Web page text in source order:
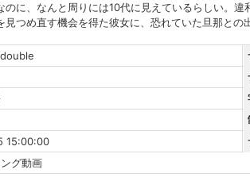
のに、なんと周りには10代に見えているらしい。
つめ直す機会を得た彼女に、恐れていた旦那との
15:00:00
グ動画